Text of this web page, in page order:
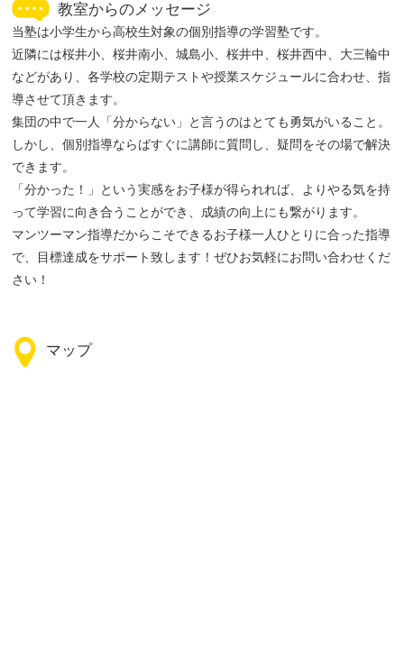
教室からのメッセージ
当塾は小学生から高校生対象の個別指導の学習塾です。
近隣には桜井小、桜井南小、城島小、桜井中、桜井西中、大三輪中
などがあり、各学校の定期テストや授業スケジュールに合わせ、指
導させて頂きます。
集団の中で一人「分からない」と言うのはとても勇気がいること。
しかし、個別指導ならばすぐに講師に質問し、疑問をその場で解決
できます。
「分かった！」という実感をお子様が得られれば、よりやる気を持
って学習に向き合うことができ、成績の向上にも繋がります。
マンツーマン指導だからこそできるお子様一人ひとりに合った指導
で、目標達成をサポート致します！ぜひお気軽にお問い合わせくだ
さい！
マップ